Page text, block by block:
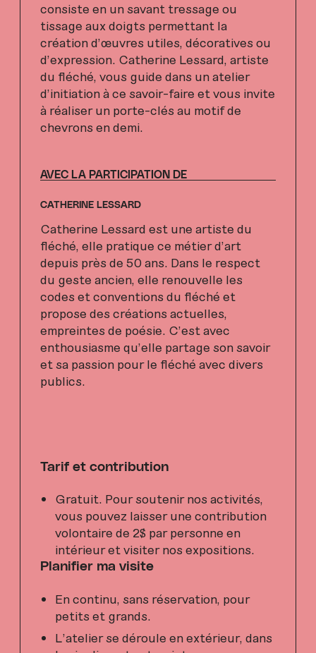
consiste en un savant tressage ou
tissage aux doigts permettant la
création d’œuvres utiles, décoratives ou
d’expression. Catherine Lessard, artiste
du fléché, vous guide dans un atelier
d’initiation à ce savoir-faire et vous invite
à réaliser un porte-clés au motif de
chevrons en demi.
AVEC LA PARTICIPATION DE
CATHERINE LESSARD
Catherine Lessard est une artiste du
fléché, elle pratique ce métier d’art
depuis près de 50 ans. Dans le respect
du geste ancien, elle renouvelle les
codes et conventions du fléché et
propose des créations actuelles,
empreintes de poésie. C’est avec
enthousiasme qu’elle partage son savoir
et sa passion pour le fléché avec divers
publics.
Tarif et contribution
Gratuit. Pour soutenir nos activités,
vous pouvez laisser une contribution
volontaire de 2$ par personne en
intérieur et visiter nos expositions.
Planifier ma visite
En continu, sans réservation, pour
petits et grands.
L’atelier se déroule en extérieur, dans